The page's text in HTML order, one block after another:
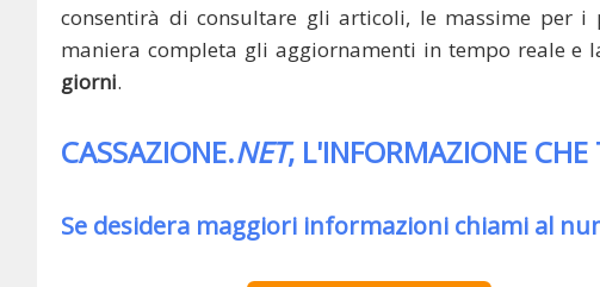
consentirà di consultare gli articoli, le massime per
maniera completa gli aggiornamenti in tempo reale e
giorni.
CASSAZIONE.NET, L'INFORMAZIONE CHE
Se desidera maggiori informazioni chiami al